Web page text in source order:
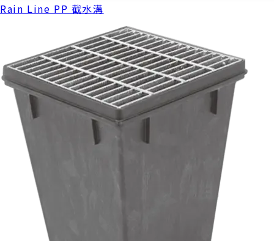
Rain Line PP 截水溝